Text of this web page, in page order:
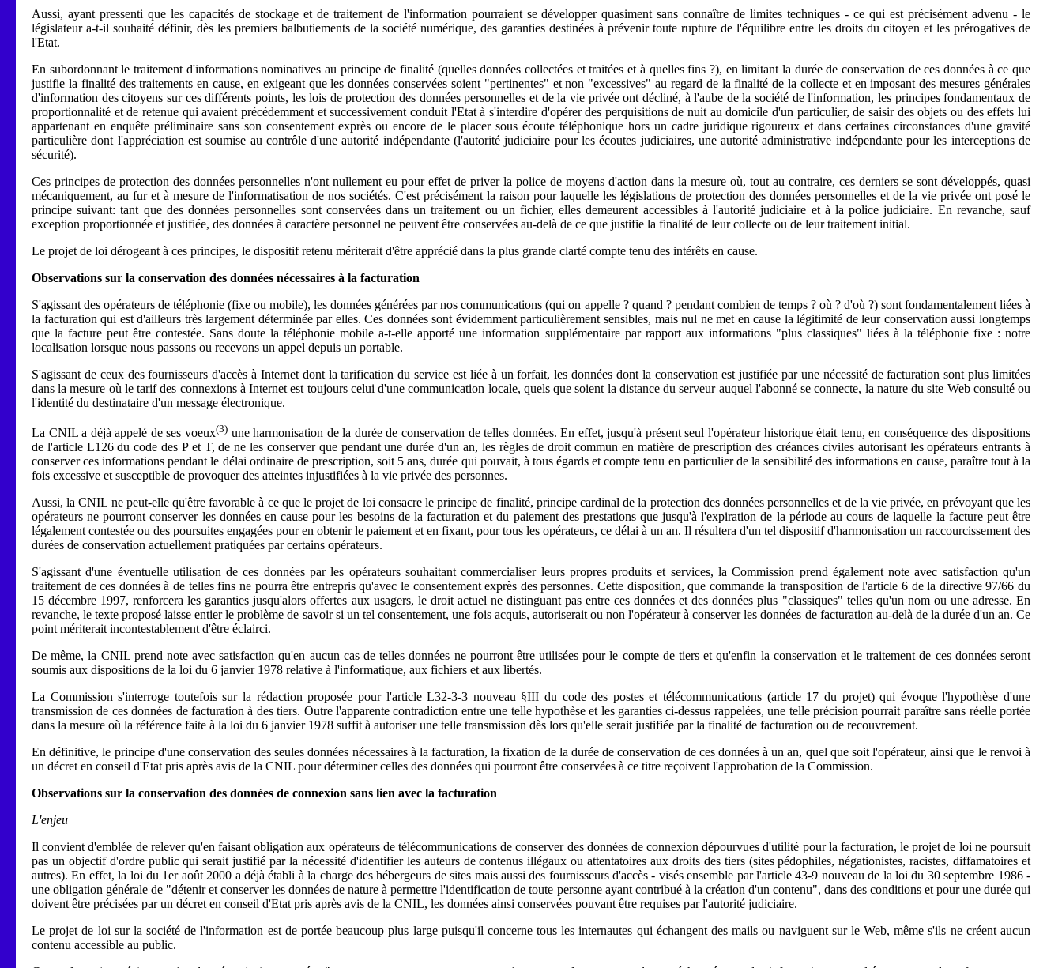
Aussi, ayant pressenti que les capacités de stockage et de traitement de l'information pourraient se développer quasiment sans connaître de limites techniques - ce qui est précisément advenu - le
législateur a-t-il souhaité définir, dès les premiers balbutiements de la société numérique, des garanties destinées à prévenir toute rupture de l'équilibre entre les droits du citoyen et les prérogatives de
l'Etat.
En subordonnant le traitement d'informations nominatives au principe de finalité (quelles données collectées et traitées et à quelles fins ?), en limitant la durée de conservation de ces données à ce que
justifie la finalité des traitements en cause, en exigeant que les données conservées soient "pertinentes" et non "excessives" au regard de la finalité de la collecte et en imposant des mesures générales
d'information des citoyens sur ces différents points, les lois de protection des données personnelles et de la vie privée ont décliné, à l'aube de la société de l'information, les principes fondamentaux de
proportionnalité et de retenue qui avaient précédemment et successivement conduit l'Etat à s'interdire d'opérer des perquisitions de nuit au domicile d'un particulier, de saisir des objets ou des effets lui
appartenant en enquête préliminaire sans son consentement exprès ou encore de le placer sous écoute téléphonique hors un cadre juridique rigoureux et dans certaines circonstances d'une gravité
particulière dont l'appréciation est soumise au contrôle d'une autorité indépendante (l'autorité judiciaire pour les écoutes judiciaires, une autorité administrative indépendante pour les interceptions de
sécurité).
Ces principes de protection des données personnelles n'ont nullement eu pour effet de priver la police de moyens d'action dans la mesure où, tout au contraire, ces derniers se sont développés, quasi
mécaniquement, au fur et à mesure de l'informatisation de nos sociétés. C'est précisément la raison pour laquelle les législations de protection des données personnelles et de la vie privée ont posé le
principe suivant: tant que des données personnelles sont conservées dans un traitement ou un fichier, elles demeurent accessibles à l'autorité judiciaire et à la police judiciaire. En revanche, sauf
exception proportionnée et justifiée, des données à caractère personnel ne peuvent être conservées au-delà de ce que justifie la finalité de leur collecte ou de leur traitement initial.
Le projet de loi dérogeant à ces principes, le dispositif retenu mériterait d'être apprécié dans la plus grande clarté compte tenu des intérêts en cause.
Observations sur la conservation des données nécessaires à la facturation
S'agissant des opérateurs de téléphonie (fixe ou mobile), les données générées par nos communications (qui on appelle ? quand ? pendant combien de temps ? où ? d'où ?) sont fondamentalement liées à
la facturation qui est d'ailleurs très largement déterminée par elles. Ces données sont évidemment particulièrement sensibles, mais nul ne met en cause la légitimité de leur conservation aussi longtemps
que la facture peut être contestée. Sans doute la téléphonie mobile a-t-elle apporté une information supplémentaire par rapport aux informations "plus classiques" liées à la téléphonie fixe : notre
localisation lorsque nous passons ou recevons un appel depuis un portable.
S'agissant de ceux des fournisseurs d'accès à Internet dont la tarification du service est liée à un forfait, les données dont la conservation est justifiée par une nécessité de facturation sont plus limitées
dans la mesure où le tarif des connexions à Internet est toujours celui d'une communication locale, quels que soient la distance du serveur auquel l'abonné se connecte, la nature du site Web consulté ou
l'identité du destinataire d'un message électronique.
La CNIL a déjà appelé de ses voeux(3)une harmonisation de la durée de conservation de telles données. En effet, jusqu'à présent seul l'opérateur historique était tenu, en conséquence des dispositions
de l'article L126 du code des P et T, de ne les conserver que pendant une durée d'un an, les règles de droit commun en matière de prescription des créances civiles autorisant les opérateurs entrants à
conserver ces informations pendant le délai ordinaire de prescription, soit 5 ans, durée qui pouvait, à tous égards et compte tenu en particulier de la sensibilité des informations en cause, paraître tout à la
fois excessive et susceptible de provoquer des atteintes injustifiées à la vie privée des personnes.
Aussi, la CNIL ne peut-elle qu'être favorable à ce que le projet de loi consacre le principe de finalité, principe cardinal de la protection des données personnelles et de la vie privée, en prévoyant que les
opérateurs ne pourront conserver les données en cause pour les besoins de la facturation et du paiement des prestations que jusqu'à l'expiration de la période au cours de laquelle la facture peut être
légalement contestée ou des poursuites engagées pour en obtenir le paiement et en fixant, pour tous les opérateurs, ce délai à un an. Il résultera d'un tel dispositif d'harmonisation un raccourcissement des
durées de conservation actuellement pratiquées par certains opérateurs.
S'agissant d'une éventuelle utilisation de ces données par les opérateurs souhaitant commercialiser leurs propres produits et services, la Commission prend également note avec satisfaction qu'un
traitement de ces données à de telles fins ne pourra être entrepris qu'avec le consentement exprès des personnes. Cette disposition, que commande la transposition de l'article 6 de la directive 97/66 du
15 décembre 1997, renforcera les garanties jusqu'alors offertes aux usagers, le droit actuel ne distinguant pas entre ces données et des données plus "classiques" telles qu'un nom ou une adresse. En
revanche, le texte proposé laisse entier le problème de savoir si un tel consentement, une fois acquis, autoriserait ou non l'opérateur à conserver les données de facturation au-delà de la durée d'un an. Ce
point mériterait incontestablement d'être éclairci.
De même, la CNIL prend note avec satisfaction qu'en aucun cas de telles données ne pourront être utilisées pour le compte de tiers et qu'enfin la conservation et le traitement de ces données seront
soumis aux dispositions de la loi du 6 janvier 1978 relative à l'informatique, aux fichiers et aux libertés.
La Commission s'interroge toutefois sur la rédaction proposée pour l'article L32-3-3 nouveau §III du code des postes et télécommunications (article 17 du projet) qui évoque l'hypothèse d'une
transmission de ces données de facturation à des tiers. Outre l'apparente contradiction entre une telle hypothèse et les garanties ci-dessus rappelées, une telle précision pourrait paraître sans réelle portée
dans la mesure où la référence faite à la loi du 6 janvier 1978 suffit à autoriser une telle transmission dès lors qu'elle serait justifiée par la finalité de facturation ou de recouvrement.
En définitive, le principe d'une conservation des seules données nécessaires à la facturation, la fixation de la durée de conservation de ces données à un an, quel que soit l'opérateur, ainsi que le renvoi à
un décret en conseil d'Etat pris après avis de la CNIL pour déterminer celles des données qui pourront être conservées à ce titre reçoivent l'approbation de la Commission.
Observations sur la conservation des données de connexion sans lien avec la facturation
L'enjeu
Il convient d'emblée de relever qu'en faisant obligation aux opérateurs de télécommunications de conserver des données de connexion dépourvues d'utilité pour la facturation, le projet de loi ne poursuit
pas un objectif d'ordre public qui serait justifié par la nécessité d'identifier les auteurs de contenus illégaux ou attentatoires aux droits des tiers (sites pédophiles, négationistes, racistes, diffamatoires et
autres). En effet, la loi du 1er août 2000 a déjà établi à la charge des hébergeurs de sites mais aussi des fournisseurs d'accès - visés ensemble par l'article 43-9 nouveau de la loi du 30 septembre 1986 -
une obligation générale de "détenir et conserver les données de nature à permettre l'identification de toute personne ayant contribué à la création d'un contenu", dans des conditions et pour une durée qui
doivent être précisées par un décret en conseil d'Etat pris après avis de la CNIL, les données ainsi conservées pouvant être requises par l'autorité judiciaire.
Le projet de loi sur la société de l'information est de portée beaucoup plus large puisqu'il concerne tous les internautes qui échangent des mails ou naviguent sur le Web, même s'ils ne créent aucun
contenu accessible au public.